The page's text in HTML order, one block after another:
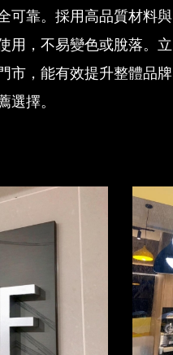
可靠。採用高品質材料與
用，不易變色或脫落。立
市，能有效提升整體品牌
選擇。